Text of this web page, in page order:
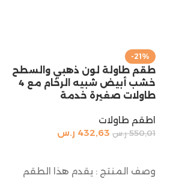
-21%
طقم طاولة لون ذهبي والسطح
خشب أبيض شبيه الرخام مع 4
طاولات صغيرة خدمة
اطقم طاولات
550,01 ر.س 432,63 ر.س
وصف المنتج : يقدم هذا الطقم